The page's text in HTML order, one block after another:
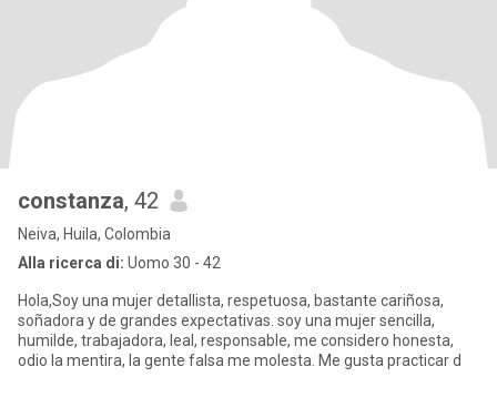
constanza, 42
Neiva, Huila, Colombia
Alla ricerca di: Uomo 30 - 42
Hola,Soy una mujer detallista, respetuosa, bastante cariñosa,
soñadora y de grandes expectativas. soy una mujer sencilla,
humilde, trabajadora, leal, responsable, me considero honesta,
odio la mentira, la gente falsa me molesta. Me gusta practicar d